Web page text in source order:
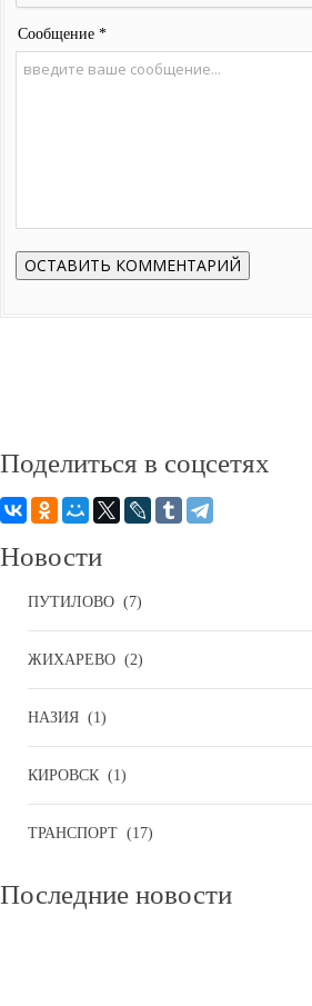
Сообщение *
Поделиться в соцсетях
Новости
ПУТИЛОВО (7)
ЖИХАРЕВО (2)
НАЗИЯ (1)
КИРОВСК (1)
ТРАНСПОРТ (17)
Последние новости